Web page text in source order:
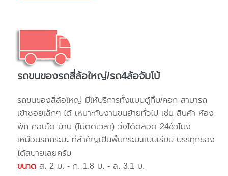
รถขนของรถสี่ล้อใหญ่/รถ4ล้อจัมโบ้
รถขนของสี่ล้อใหญ่ มีให้บริการทั้งแบบตู้ทึบ/คอก สามารถ
เข้าซอยเล็กๆ ได้ เหมาะกับงานขนย้ายทั่วไป เช่น สินค้า ห้อง
พัก คอนโด บ้าน (ไม่ติดเวลา) วิ่งได้ตลอด 24ชั่วโมง
เหมือนรถกระบะ ที่สำคัญเป็นพื้นกระบะแบบเรียบ บรรทุกของ
ได้สบายเลยครับ
ขนาด ส. 2 ม. - ก. 1.8 ม. - ล. 3.1 ม.